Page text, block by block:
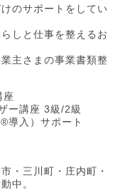
のサポートをしてい
しと仕事を整えるお
主さまの事業書類整
座
ー講座 3級/2級
導入）サポート
・三川町・庄内町・
中。